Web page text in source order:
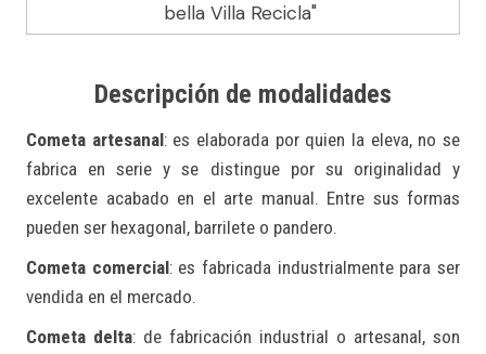
bella Villa Recicla" ​
Descripción de modalidades
Cometa artesanal: es elaborada por quien la eleva, no se
fabrica en serie y se distingue por su originalidad y
excelente acabado en el arte manual. Entre sus formas
pueden ser hexagonal, barrilete o pandero.
Cometa comercial: es fabricada industrialmente para ser
vendida en el mercado.
Cometa delta: de fabricación industrial o artesanal, son